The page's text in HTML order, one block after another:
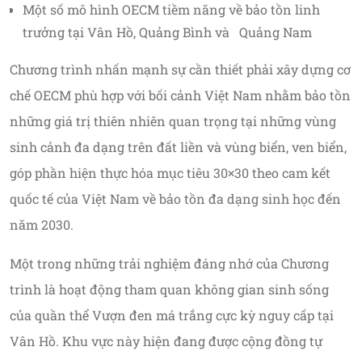
Một số mô hình OECM tiềm năng về bảo tồn linh
trưởng tại Vân Hồ, Quảng Bình và Quảng Nam
Chương trình nhấn mạnh sự cần thiết phải xây dựng cơ
chế OECM phù hợp với bối cảnh Việt Nam nhằm bảo tồn
những giá trị thiên nhiên quan trọng tại những vùng
sinh cảnh đa dạng trên đất liền và vùng biển, ven biển,
góp phần hiện thực hóa mục tiêu 30×30 theo cam kết
quốc tế của Việt Nam về bảo tồn đa dạng sinh học đến
năm 2030.
Một trong những trải nghiệm đáng nhớ của Chương
trình là hoạt động tham quan không gian sinh sống
của quần thể Vượn đen má trắng cực kỳ nguy cấp tại
Vân Hồ. Khu vực này hiện đang được cộng đồng tự